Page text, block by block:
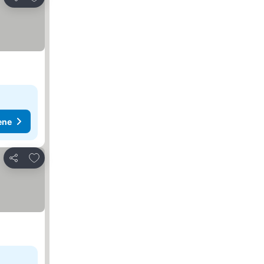
Deli
Deli
Dodati u favorite